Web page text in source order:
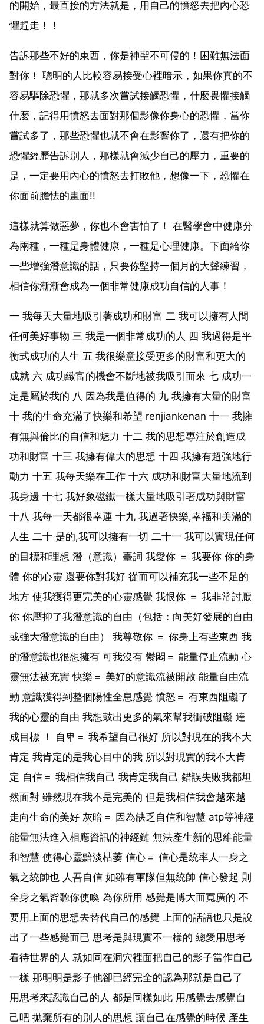
的開始，最直接的方法就是，用自己的憤怒去把內心恐
懼趕走！！
告訴那些不好的東西，你是神聖不可侵的！困難無法面
對你！ 聰明的人比較容易接受心裡暗示，如果你真的不
容易驅除恐懼，那就多次嘗試接觸恐懼，什麼畏懼接觸
什麼，記得用憤怒去面對那個影像你身心的恐懼，當你
嘗試多了，那些恐懼也就不會在影響你了，還有把你的
恐懼經歷告訴別人，那樣就會減少自己的壓力，重要的
是，一定要用內心的憤怒去打敗他，想像一下，恐懼在
你面前膽怯的畫面!!
這樣就算做惡夢，你也不會害怕了！ 在醫學會中健康分
為兩種，一種是身體健康，一種是心理健康。下面給你
一些增強潛意識的話，只要你堅持一個月的大聲練習，
相信你漸漸會成為一個非常健康成功自信的人事！
一 我每天大量地吸引著成功和財富 二 我可以擁有人間
任何美好事物 三 我是一個非常成功的人 四 我過得是平
衡式成功的人生 五 我很樂意接受更多的財富和更大的
成就 六 成功緻富的機會不斷地被我吸引而來 七 成功一
定是屬於我的 八 因為我是值得的 九 我擁有大量的財富
十 我的生命充滿了快樂和希望 renjiankenan 十一 我擁
有無與倫比的自信和魅力 十二 我的思想專注於創造成
功和財富 十三 我擁有偉大的思想 十四 我擁有超強地行
動力 十五 我每天樂在工作 十六 成功和財富大量地流到
我身邊 十七 我好象磁鐵一樣大量地吸引著成功與財富
十八 我每一天都很幸運 十九 我過著快樂,幸福和美滿的
人生 二十 是的,我可以擁有一切 二十一 我可以實現任何
的目標和理想 潛（意識）臺詞 我愛你 ＝ 我要你 你的身
體 你的心靈 還要你對我好 從而可以補充我一些不足的
地方 使我獲得更完美的心靈感覺 我恨你 ＝ 我非常討厭
你 你壓抑了我潛意識的自由（包括：向美好發展的自由
或強大潛意識的自由） 我尊敬你 ＝ 你身上有些東西 我
的潛意識也很想擁有 可我沒有 鬱悶＝ 能量停止流動 心
靈無法被充實 快樂＝ 美好的意識流被開啟 能量自由流
動 意識獲得到整個陽性全息感覺 憤怒＝ 有東西阻礙了
我的心靈的自由 我想鼓出更多的氣來幫我衝破阻礙 達
成目標 ！ 自卑＝ 我希望自己很好 所以對現在的我不大
肯定 我肯定的是我心目中的我 所以對現實的我不大肯
定 自信＝ 我相信我自己 我肯定我自己 錯誤失敗我都坦
然面對 雖然現在我不是完美的 但是我相信我會越來越
走向生命的美好 灰暗＝ 因為缺乏自信和智慧 atp等神經
能量無法進入相應資訊的神經鏈 無法產生新的思維能量
和智慧 使得心靈黯淡枯萎 信心＝ 信心是統率人一身之
氣之統帥也 人吾自信 如雖有軍隊但無統帥 信心發起 則
全身之氣皆聽你使喚 為你所用 感覺是博大而寬廣的 不
要用上面的思想去替代自己的感覺 上面的話語也只是說
出了一些感覺而已 思考是與現實不一樣的 總愛用思考
看待世界的人 就如同在洞穴裡面把自己的影子當作自己
一樣 那明明是影子他卻已經完全的認為那就是自己了
用思考來認識自己的人 都是同樣如此 用感覺去感覺自
己吧 拋棄所有的別人的思想 讓自己在感覺的時候 產生